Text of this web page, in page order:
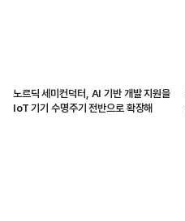
노르딕 세미컨덕터, AI 기반 개발 지원을
IoT 기기 수명주기 전반으로 확장해